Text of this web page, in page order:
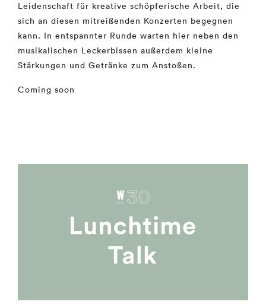
Leidenschaft für kreative schöpferische Arbeit, die
sich an diesen mitreißenden Konzerten begegnen
kann. In entspannter Runde warten hier neben den
musikalischen Leckerbissen außerdem kleine
Stärkungen und Getränke zum Anstoßen.
Coming soon